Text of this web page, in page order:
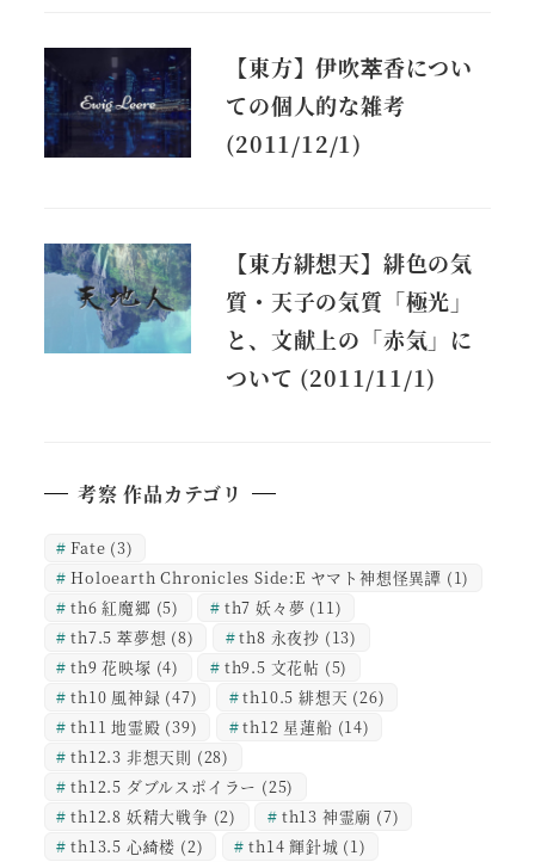
【東方】伊吹萃香につい
ての個人的な雑考
(2011/12/1)
【東方緋想天】緋色の気
質・天子の気質「極光」
と、文献上の「赤気」に
ついて (2011/11/1)
考察 作品カテゴリ
Fate (3)
Holoearth Chronicles Side:E ヤマト神想怪異譚 (1)
th6 紅魔郷 (5) th7 妖々夢 (11)
th7.5 萃夢想 (8) th8 永夜抄 (13)
th9 花映塚 (4) th9.5 文花帖 (5)
th10 風神録 (47) th10.5 緋想天 (26)
th11 地霊殿 (39) th12 星蓮船 (14)
th12.3 非想天則 (28)
th12.5 ダブルスポイラー (25)
th12.8 妖精大戦争 (2) th13 神霊廟 (7)
th13.5 心綺楼 (2) th14 輝針城 (1)